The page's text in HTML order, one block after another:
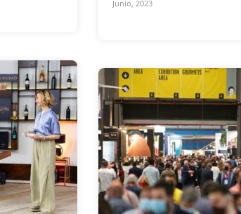
Junio, 2023